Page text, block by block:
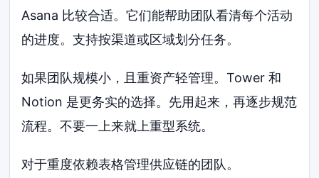
Asana 比较合适。它们能帮助团队看清每个活动
的进度。支持按渠道或区域划分任务。
如果团队规模小，且重资产轻管理。Tower 和
Notion 是更务实的选择。先用起来，再逐步规范
流程。不要一上来就上重型系统。
对于重度依赖表格管理供应链的团队。